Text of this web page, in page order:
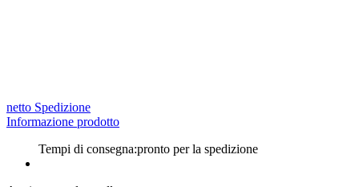
netto Spedizione
Informazione prodotto
Tempi di consegna:pronto per la spedizione